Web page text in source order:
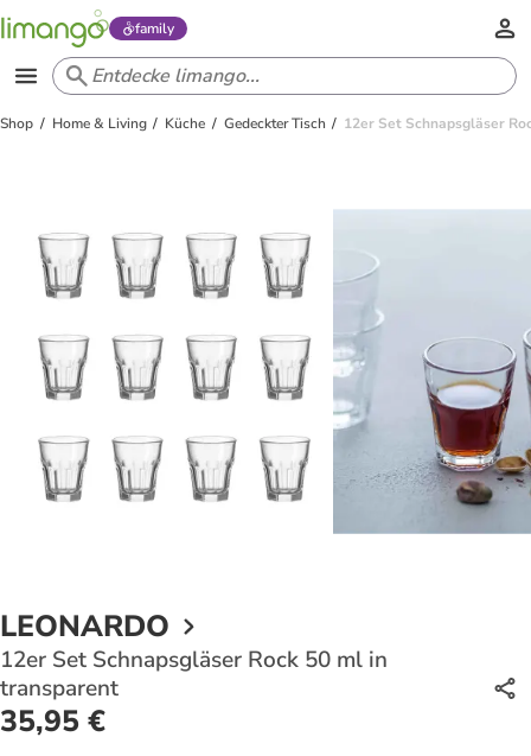
family
Shop Home & Living Küche Gedeckter Tisch 12er Set Schnapsgläser
LEONARDO
12er Set Schnapsgläser Rock 50 ml in
transparent
35,95 €